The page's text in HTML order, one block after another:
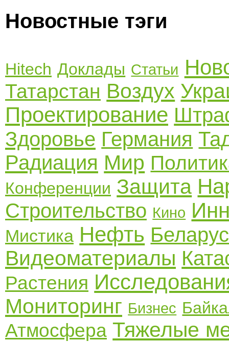
Новостные тэги
Hitech Доклады Статьи
Татарстан Воздух
Проектирование
Здоровье Германия
Радиация Мир
Конференции Защита
Строительство Кино
Мистика Нефть
Видеоматериалы
Растения
Мониторинг Бизнес
Атмосфера Тяжелые